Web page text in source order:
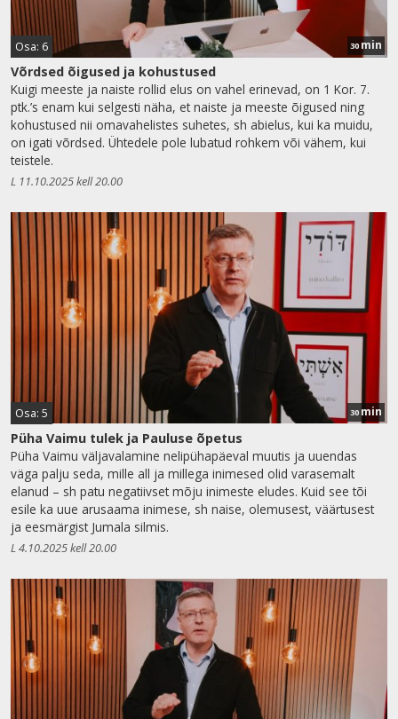
Osa: 6 30 min
Võrdsed õigused ja kohustused
Kuigi meeste ja naiste rollid elus on vahel erinevad, on 1 Kor. 7.
ptk.’s enam kui selgesti näha, et naiste ja meeste õigused ning
kohustused nii omavahelistes suhetes, sh abielus, kui ka muidu,
on igati võrdsed. Ühtedele pole lubatud rohkem või vähem, kui
teistele.
L 11.10.2025 kell 20.00
Osa: 5 30 min
Püha Vaimu tulek ja Pauluse õpetus
Püha Vaimu väljavalamine nelipühapäeval muutis ja uuendas
väga palju seda, mille all ja millega inimesed olid varasemalt
elanud – sh patu negatiivset mõju inimeste eludes. Kuid see tõi
esile ka uue arusaama inimese, sh naise, olemusest, väärtusest
ja eesmärgist Jumala silmis.
L 4.10.2025 kell 20.00